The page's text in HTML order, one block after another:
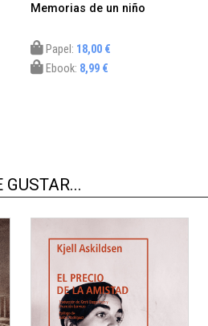
Memorias de un niño
Papel: 18,00 €
Ebook: 8,99 €